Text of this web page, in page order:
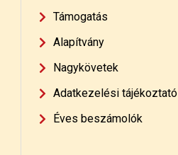
Támogatás
Alapítvány
Nagykövetek
Adatkezelési tájékoztató
Éves beszámolók